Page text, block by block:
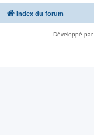
Index du forum
Développé par